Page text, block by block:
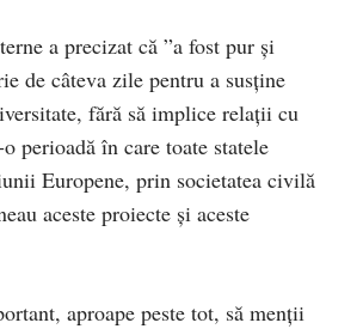
a precizat că ”a fost pur şi
de câteva zile pentru a susţine
fără să implice relaţii cu
perioadă în care toate statele
Europene, prin societatea civilă
aceste proiecte şi aceste
aproape peste tot, să menţii